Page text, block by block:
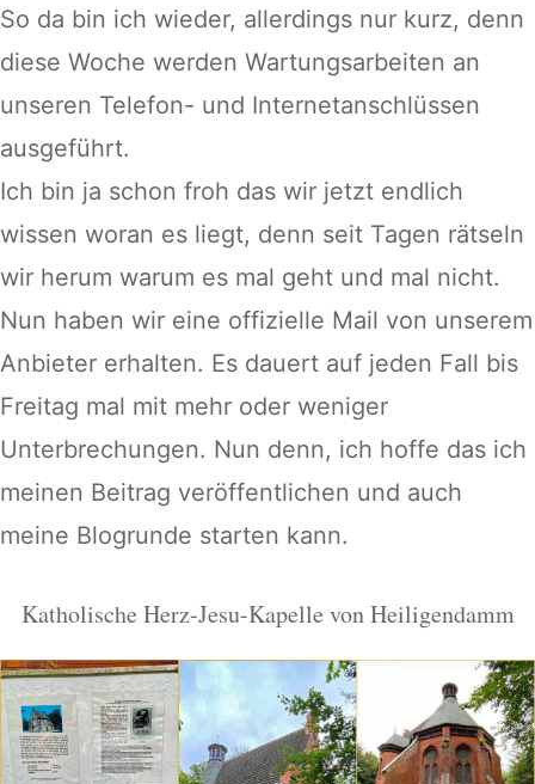
So da bin ich wieder, allerdings nur kurz, denn
diese Woche werden Wartungsarbeiten an
unseren Telefon- und Internetanschlüssen
ausgeführt.
Ich bin ja schon froh das wir jetzt endlich
wissen woran es liegt, denn seit Tagen rätseln
wir herum warum es mal geht und mal nicht.
Nun haben wir eine offizielle Mail von unserem
Anbieter erhalten. Es dauert auf jeden Fall bis
Freitag mal mit mehr oder weniger
Unterbrechungen. Nun denn, ich hoffe das ich
meinen Beitrag veröffentlichen und auch
meine Blogrunde starten kann.
Katholische Herz-Jesu-Kapelle von Heiligendamm